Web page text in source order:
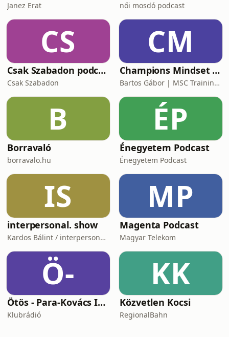
Janez Erat női mosdó podcast
CS
Csak Szabadon podcast
Csak Szabadon
CM
Champions Mindset Podcast
Bartos Gábor | MSC Training Group
B
Borravaló
borravalo.hu
ÉP
Énegyetem Podcast
Énegyetem Podcast
IS
interpersonal. show
Kardos Bálint / interpersonal.host
MP
Magenta Podcast
Magyar Telekom
Ö-
Ötös - Para-Kovács Imrével
Klubrádió
KK
Közvetlen Kocsi
RegionalBahn